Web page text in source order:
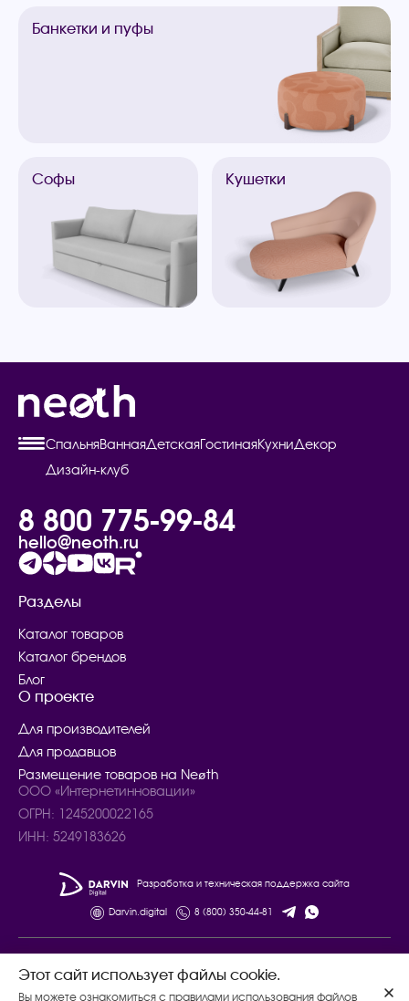
Банкетки и пуфы
Софы Кушетки
Этот сайт использует файлы cookie.
Вы можете ознакомиться с правилами использования файлов
СпальняВаннаяДетскаяГостинаяКухниДекор
Дизайн-клуб
8 800 775-99-84
hello@neoth.ru
Разделы
Каталог товаров
Каталог брендов
Блог
О проекте
Для производителей
Для продавцов
Размещение товаров на Neøth
ООО «Интернетинновации»
ОГРН: 1245200022165
ИНН: 5249183626
Разработка и техническая поддержка сайта
Darvin.digital 8 (800) 350-44-81
Договор купли - продажи товаров
Политика конфиденциальности